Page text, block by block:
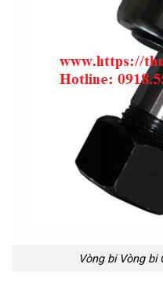
Vòng bi Vòng bi